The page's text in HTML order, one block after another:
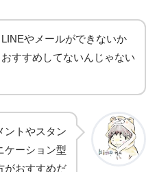
やメールができないか
すすめしてないんじゃない
ントやスタン
ケーション型
がおすすめだ